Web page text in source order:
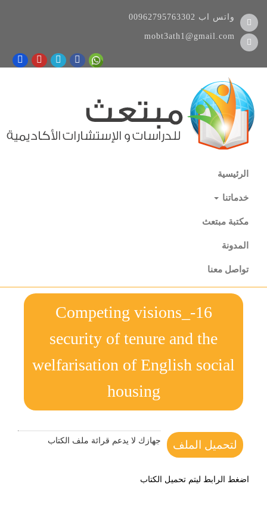
00962795763302 واتس اب
mobt3ath1@gmail.com
الرئيسية
خدماتنا
مكتبة مبتعث
المدونة
تواصل معنا
16-Competing visions_
security of tenure and the
welfarisation of English social
housing
لتحميل الملف جهازك لا يدعم قرائة ملف الكتاب
اضغط الرابط ليتم تحميل الكتاب